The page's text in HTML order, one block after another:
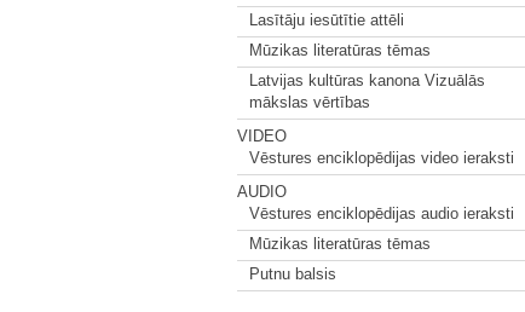
Lasītāju iesūtītie attēli
Mūzikas literatūras tēmas
Latvijas kultūras kanona Vizuālās
mākslas vērtības
VIDEO
Vēstures enciklopēdijas video ieraksti
AUDIO
Vēstures enciklopēdijas audio ieraksti
Mūzikas literatūras tēmas
Putnu balsis